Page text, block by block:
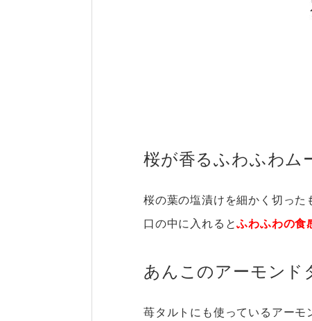
桜が香るふわふわム
桜の葉の塩漬けを細かく切った
口の中に入れるとふわふわの食
あんこのアーモンド
苺タルトにも使っているアーモ